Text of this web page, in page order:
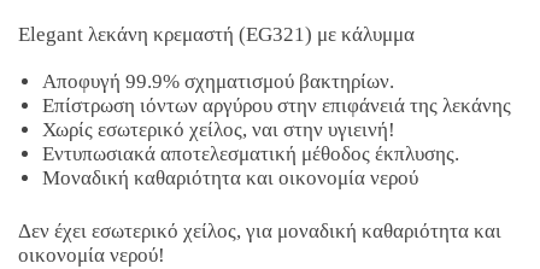
Elegant λεκάνη κρεμαστή (EG321) με κάλυμμα
Αποφυγή 99.9% σχηματισμού βακτηρίων.
Επίστρωση ιόντων αργύρου στην επιφάνειά της λεκάνης
Χωρίς εσωτερικό χείλος, ναι στην υγιεινή!
Εντυπωσιακά αποτελεσματική μέθοδος έκπλυσης.
Μοναδική καθαριότητα και οικονομία νερού
Δεν έχει εσωτερικό χείλος, για μοναδική καθαριότητα και
οικονομία νερού!